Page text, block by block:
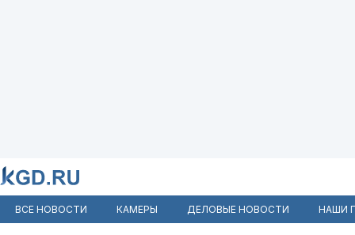
ВСЕ НОВОСТИ КАМЕРЫ ДЕЛОВЫЕ НОВОСТИ НАШИ